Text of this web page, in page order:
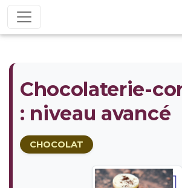
Chocolaterie-
: niveau avancé
CHOCOLAT